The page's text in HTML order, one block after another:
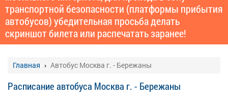
транспортной безопасности (платформы прибытия
автобусов) убедительная просьба делать
скриншот билета или распечатать заранее!
Главная Автобус Москва г. - Бережаны
Расписание автобуса Москва г. - Бережаны